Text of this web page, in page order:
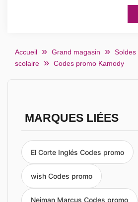
Accueil Grand magasin Soldes
scolaire
Codes promo Kamody
MARQUES LIÉES
El Corte Inglés Codes promo
wish Codes promo
Neiman Marcus Codes promo